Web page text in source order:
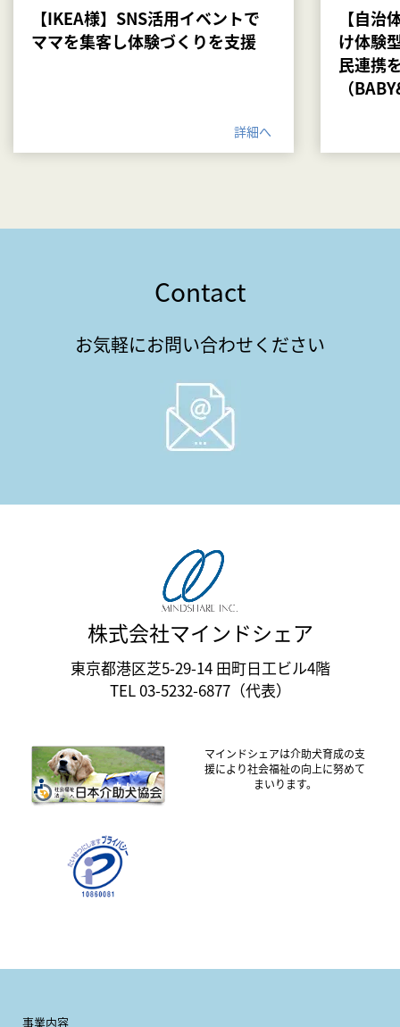
【IKEA様】SNS活用イベントで
ママを集客し体験づくりを支援
詳細へ
【自治
け体験
民連携
（
Contact
お気軽にお問い合わせください
株式会社マインドシェア
東京都港区芝5-29-14 田町日工ビル4階
TEL 03-5232-6877（代表）
マインドシェアは介助犬育成の支
援により社会福祉の向上に努めて
まいります。
事業内容